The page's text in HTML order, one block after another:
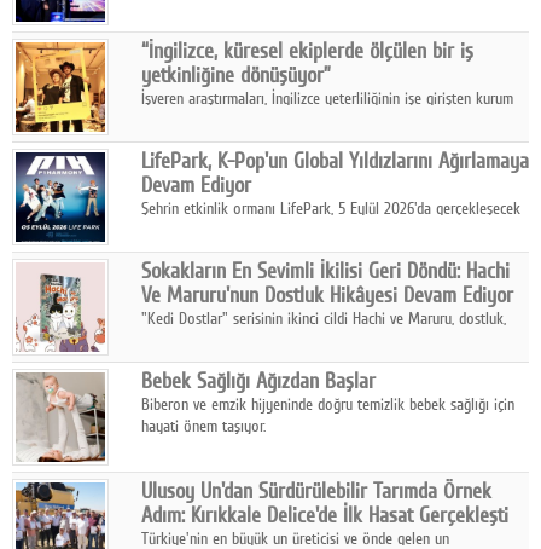
yaz etkinlikleri kapsamında uluslararası yıldızları ağırlamaya
devam ediyor
“İngilizce, küresel ekiplerde ölçülen bir iş
yetkinliğine dönüşüyor”
İşveren araştırmaları, İngilizce yeterliliğinin işe girişten kurum
gösteriyor.
LifePark, K-Pop'un Global Yıldızlarını Ağırlamaya
Devam Ediyor
Şehrin etkinlik ormanı LifePark, 5 Eylül 2026'da gerçekleşecek
haritasında önemli bir destinasyon haline getirmeye
hazırlanıyor.
Sokakların En Sevimli İkilisi Geri Döndü: Hachi
Ve Maruru'nun Dostluk Hikâyesi Devam Ediyor
"Kedi Dostlar" serisinin ikinci cildi Hachi ve Maruru, dostluk,
mevsiminin zorlu koşulları eşliğinde anlatıyor.
Bebek Sağlığı Ağızdan Başlar
Biberon ve emzik hijyeninde doğru temizlik bebek sağlığı için
hayati önem taşıyor.
Ulusoy Un'dan Sürdürülebilir Tarımda Örnek
Adım: Kırıkkale Delice'de İlk Hasat Gerçekleşti
Türkiye'nin en büyük un üreticisi ve önde gelen un